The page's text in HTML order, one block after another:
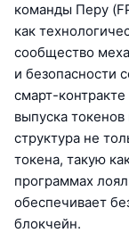
команды Перу
как
сообщество
и безопасности
смарт-
выпуска
структура не
токена, такую
программах
обеспечивает
блокчейн.